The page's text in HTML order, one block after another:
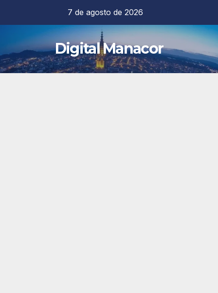
contenido
7 de agosto de 2026
Digital Manacor